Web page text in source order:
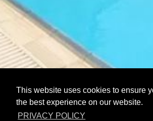
This website uses cookies to ensure
the best experience on our website.
PRIVACY POLICY